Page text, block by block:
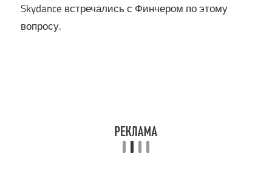
Skydance встречались с Финчером по этому
вопросу.